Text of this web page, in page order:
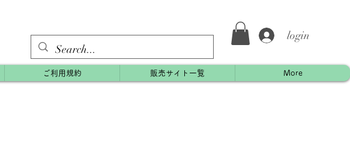
login
ご利用規約 販売サイト一覧 More